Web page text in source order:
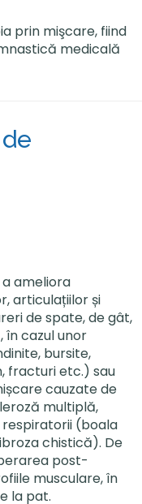
prin mişcare, fiind
medicală
ameliora
articulațiilor și
de spate, de gât,
în cazul unor
bursite,
fracturi etc.) sau
cauzate de
multiplă,
respiratorii (boala
chistică). De
post-
musculare, în
la pat.